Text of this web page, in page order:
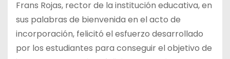
Frans Rojas, rector de la institución educativa, en
sus palabras de bienvenida en el acto de
incorporación, felicitó el esfuerzo desarrollado
por los estudiantes para conseguir el objetivo de